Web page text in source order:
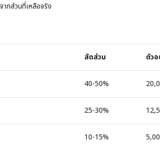
กส่วนที่เหลือจริง
สัดส่วน ตัว
40-50%
25-30%
10-15%